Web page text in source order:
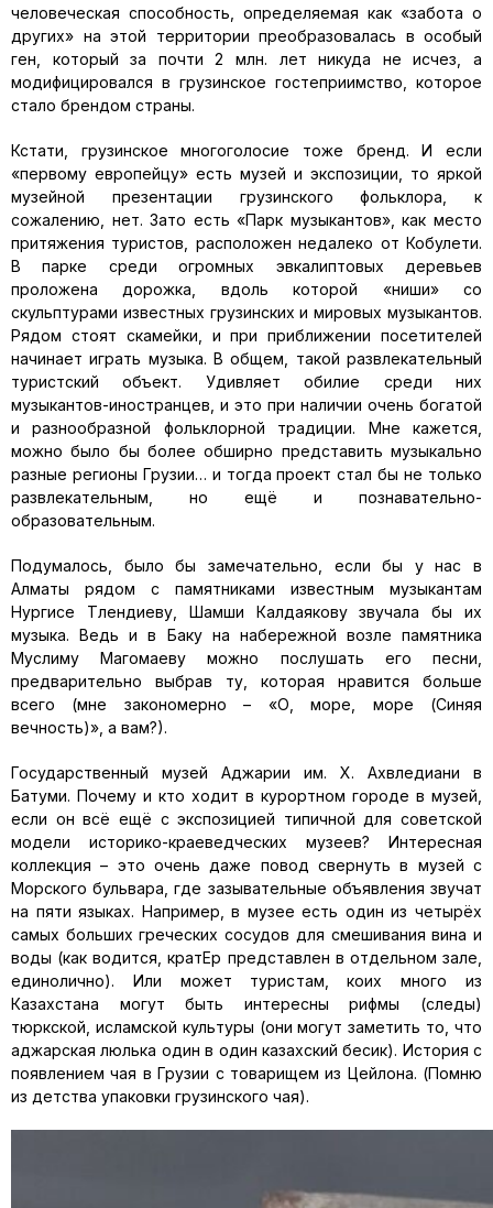
человеческая способность, определяемая как «забота о
других» на этой территории преобразовалась в особый
ген, который за почти 2 млн. лет никуда не исчез, а
модифицировался в грузинское гостеприимство, которое
стало брендом страны.
Кстати, грузинское многоголосие тоже бренд. И если
«первому европейцу» есть музей и экспозиции, то яркой
музейной презентации грузинского фольклора, к
сожалению, нет. Зато есть «Парк музыкантов», как место
притяжения туристов, расположен недалеко от Кобулети.
В парке среди огромных эвкалиптовых деревьев
проложена дорожка, вдоль которой «ниши» со
скульптурами известных грузинских и мировых музыкантов.
Рядом стоят скамейки, и при приближении посетителей
начинает играть музыка. В общем, такой развлекательный
туристский объект. Удивляет обилие среди них
музыкантов-иностранцев, и это при наличии очень богатой
и разнообразной фольклорной традиции. Мне кажется,
можно было бы более обширно представить музыкально
разные регионы Грузии… и тогда проект стал бы не только
развлекательным, но ещё и познавательно-
образовательным.
Подумалось, было бы замечательно, если бы у нас в
Алматы рядом с памятниками известным музыкантам
Нургисе Тлендиеву, Шамши Калдаякову звучала бы их
музыка. Ведь и в Баку на набережной возле памятника
Муслиму Магомаеву можно послушать его песни,
предварительно выбрав ту, которая нравится больше
всего (мне закономерно – «О, море, море (Синяя
вечность)», а вам?).
Государственный музей Аджарии им. Х. Ахвледиани в
Батуми. Почему и кто ходит в курортном городе в музей,
если он всё ещё с экспозицией типичной для советской
модели историко-краеведческих музеев? Интересная
коллекция – это очень даже повод свернуть в музей с
Морского бульвара, где зазывательные объявления звучат
на пяти языках. Например, в музее есть один из четырёх
самых больших греческих сосудов для смешивания вина и
воды (как водится, кратЕр представлен в отдельном зале,
единолично). Или может туристам, коих много из
Казахстана могут быть интересны рифмы (следы)
тюркской, исламской культуры (они могут заметить то, что
аджарская люлька один в один казахский бесик). История с
появлением чая в Грузии с товарищем из Цейлона. (Помню
из детства упаковки грузинского чая).